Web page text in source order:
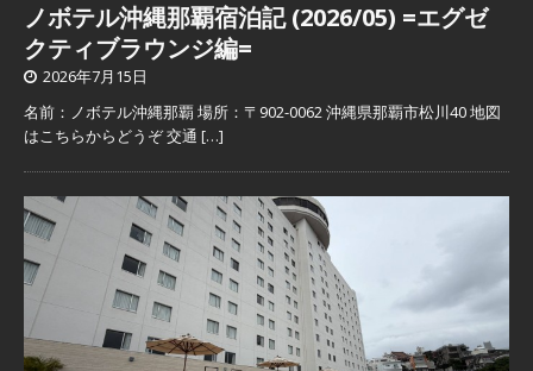
ノボテル沖縄那覇宿泊記 (2026/05) =エグゼ
クティブラウンジ編=
2026年7月15日
名前：ノボテル沖縄那覇 場所：〒902-0062 沖縄県那覇市松川40 地図
はこちらからどうぞ 交通 […]